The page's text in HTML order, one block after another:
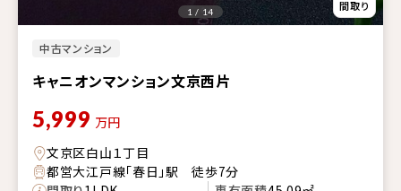
中古マンション
キャニオンマンション文京西片
1 / 14
5,999 万円
文京区白山１丁目
都営大江戸線「春日」駅 徒歩7分